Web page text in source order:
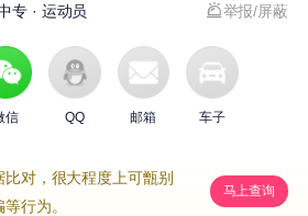
专 · 运动员 举报/屏蔽
信 QQ 邮箱 车子
对，很大程度上可甑别
行为。
马上查询